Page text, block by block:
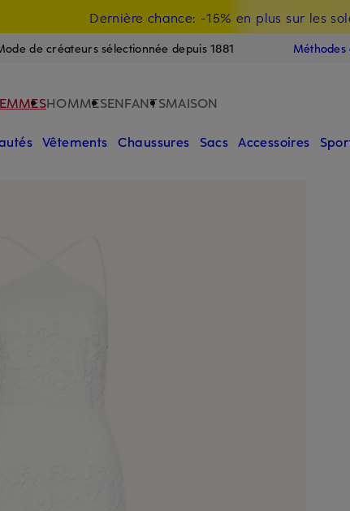
Dernière chance: -15% en plus sur les
de créateurs sélectionnée depuis 1881 Méthodes
HOMMESENFANTSMAISON
Vêtements Chaussures Sacs Accessoires